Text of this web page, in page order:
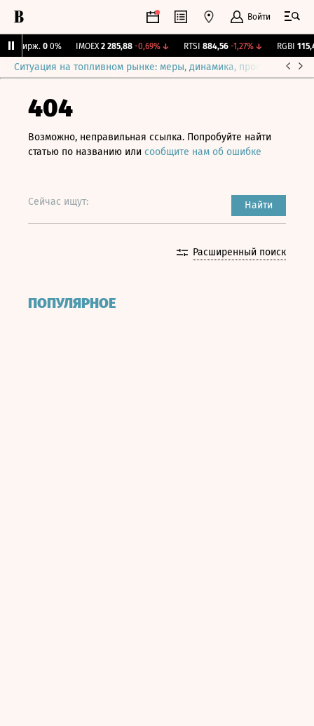
Войти
Бирж. 0 0% IMOEX 2 285,88 -0,69%↓ RTSI 884,56 -1,27%↓ RGBI 115,4
Ситуация на топливном рынке: меры, динамика, прогнозы
404
Возможно, неправильная ссылка. Попробуйте найти
статью по названию или сообщите нам об ошибке
Сейчас ищут: Найти
Расширенный поиск
ПОПУЛЯРНОЕ